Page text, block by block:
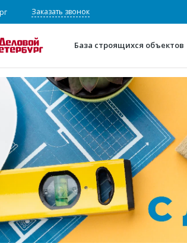
Заказать звонок
База строящихся объектов